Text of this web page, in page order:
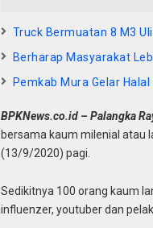
Truck Bermuatan 8 M3
Berharap Masyarakat
Pemkab Mura Gelar
BPKNews.co.id – Palangka
bersama kaum milenial atau
(13/9/2020) pagi.
Sedikitnya 100 orang kaum
influenzer, youtuber dan